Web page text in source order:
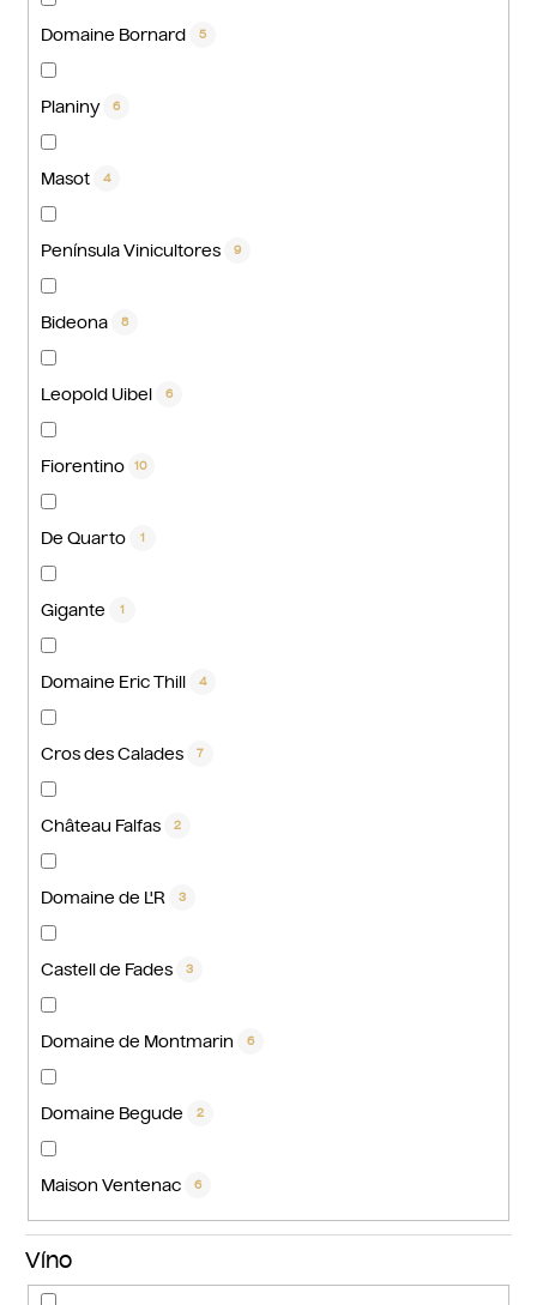
Domaine Bornard 5
Planiny 6
Masot 4
Península Vinicultores 9
Bideona 8
Leopold Uibel 6
Fiorentino 10
De Quarto 1
Gigante 1
Domaine Eric Thill 4
Cros des Calades 7
Château Falfas 2
Domaine de L'R 3
Castell de Fades 3
Domaine de Montmarin 6
Domaine Begude 2
Maison Ventenac 6
Víno